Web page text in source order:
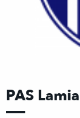
PAS